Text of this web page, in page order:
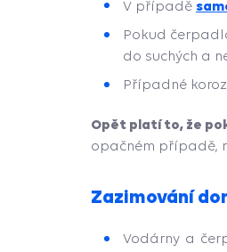
V případě
Pokud
do suchých a
Případné
Opět platí to, že
opačném případě,
Zazimování
Vodárny a